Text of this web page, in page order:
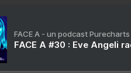
FACE A - un podcast Purecharts
FACE A #30 : Eve Angeli